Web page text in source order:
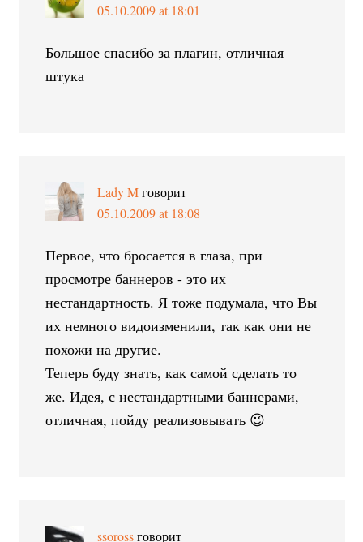
05.10.2009 at 18:01
Большое спасибо за плагин, отличная
штука
Lady M говорит
05.10.2009 at 18:08
Первое, что бросается в глаза, при
просмотре баннеров - это их
нестандартность. Я тоже подумала, что Вы
их немного видоизменили, так как они не
похожи на другие.
Теперь буду знать, как самой сделать то
же. Идея, с нестандартными баннерами,
отличная, пойду реализовывать 😉
ssoross говорит